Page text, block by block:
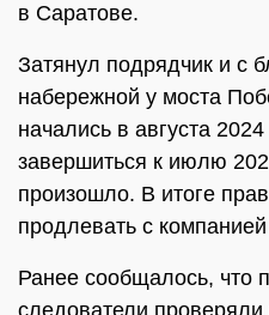
в Саратове.
Затянул подрядчик и с
набережной у моста
начались в августа
завершиться к июлю
произошло. В итоге
продлевать с компанией
Ранее сообщалось, что